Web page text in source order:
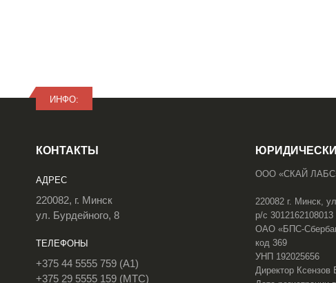
ИНФО:
КОНТАКТЫ
АДРЕС
220082, г. Минск
ул. Бурдейного, 8
ТЕЛЕФОНЫ
+375 44 5555 759 (A1)
+375 29 5555 159 (МТС)
ООО «СКАЙ
220082 г. Минск,
р/с
ОАО «БПС-
код 369
УНП 192025656
Директор Ксензов